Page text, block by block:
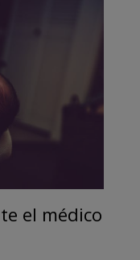
el médico